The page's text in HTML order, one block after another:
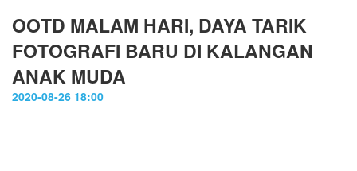
OOTD MALAM HARI, DAYA TARIK
FOTOGRAFI BARU DI KALANGAN
ANAK MUDA
2020-08-26 18:00